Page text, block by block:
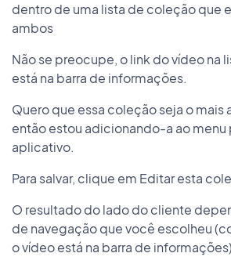
dentro de uma lista de coleção que
ambos
Não se preocupe, o link do vídeo na
está na barra de informações.
Quero que essa coleção seja o mais
então estou adicionando-a ao
aplicativo.
Para salvar, clique em Editar esta
O resultado do lado do cliente
de navegação que você escolheu
o vídeo está na barra de informações)